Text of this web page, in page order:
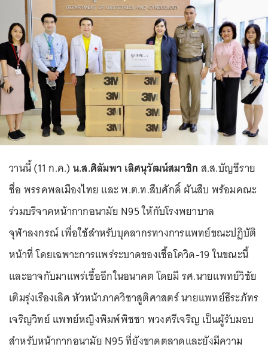
วานนี้ (11 ก.ค.) น.ส.ศิลัมพา เลิศนุวัฒน์สมาชิก ส.ส.บัญชีราย
ชื่อ พรรคพลเมืองไทย และ พ.ต.ท.สืบศักดิ์ ผันสืบ พร้อมคณะ
ร่วมบริจาคหน้ากากอนามัย N95 ให้กับโรงพยาบาล
จุฬาลงกรณ์ เพื่อใช้สำหรับบุคลากรทางการแพทย์ขณะปฏิบัติ
หน้าที่ โดยเฉพาะการแพร่ระบาดของเชื้อโควิด-19 ในขณะนี้
และอาจกับมาแพร่เชื้ออีกในอนาคต โดยมี รศ.นายแพทย์วิชัย
เติมรุ่งเรืองเลิศ หัวหน้าภาควิชาสูติศาสตร์ นายแพทย์ธีระภัทร
เจริญวิทย์ แพทย์หญิงพิมพ์พิชชา พวงศรีเจริญ เป็นผู้รับมอบ
สำหรับหน้ากากอนามัย N95 ที่ยังขาดตลาดและยังมีความ